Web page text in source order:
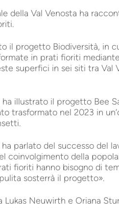
della Val Venosta ha
il progetto Biodiversità, in
in prati fioriti
superfici in sei siti tra Val
ha illustrato il progetto Bee
trasformato nel 2023 in
parlato del successo del
coinvolgimento della
fioriti hanno bisogno di
sosterrà il progetto».
Neuwirth e Oriana